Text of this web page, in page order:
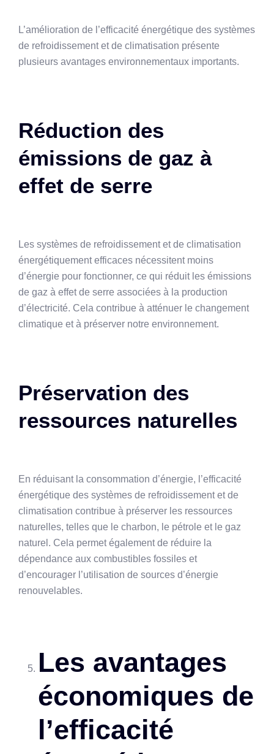
L’amélioration de l’efficacité énergétique des systèmes
de refroidissement et de climatisation présente
plusieurs avantages environnementaux importants.
Réduction des
émissions de gaz à
effet de serre
Les systèmes de refroidissement et de climatisation
énergétiquement efficaces nécessitent moins
d’énergie pour fonctionner, ce qui réduit les émissions
de gaz à effet de serre associées à la production
d’électricité. Cela contribue à atténuer le changement
climatique et à préserver notre environnement.
Préservation des
ressources naturelles
En réduisant la consommation d’énergie, l’efficacité
énergétique des systèmes de refroidissement et de
climatisation contribue à préserver les ressources
naturelles, telles que le charbon, le pétrole et le gaz
naturel. Cela permet également de réduire la
dépendance aux combustibles fossiles et
d’encourager l’utilisation de sources d’énergie
renouvelables.
Les avantages
économiques de
l’efficacité